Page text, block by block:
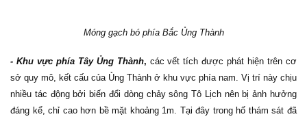
Móng gạch bó phía Bắc Ủng Thành
- Khu vực phía Tây Ủng Thành, các vết tích được phát hiện trên cơ
sở quy mô, kết cấu của Ủng Thành ở khu vực phía nam. Vị trí này chịu
nhiều tác động bởi biến đổi dòng chảy sông Tô Lịch nên bị ảnh hưởng
đáng kể, chỉ cao hơn bề mặt khoảng 1m. Tại đây trong hố thám sát đã